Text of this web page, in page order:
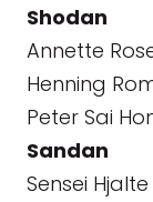
Shodan
Annette
Henning
Peter Sai
Sandan
Sensei